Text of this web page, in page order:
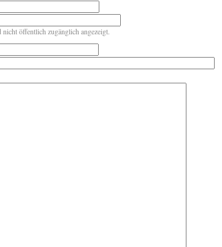
öffentlich zugänglich angezeigt.